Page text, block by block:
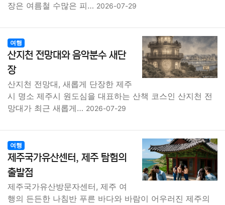
장은 여름철 수많은 피… 2026-07-29
여행
산지천 전망대와 음악분수 새단
장
산지천 전망대, 새롭게 단장한 제주
시 명소 제주시 원도심을 대표하는 산책 코스인 산지천 전
망대가 최근 새롭게… 2026-07-29
여행
제주국가유산센터, 제주 탐험의
출발점
제주국가유산방문자센터, 제주 여
행의 든든한 나침반 푸른 바다와 바람이 어우러진 제주의